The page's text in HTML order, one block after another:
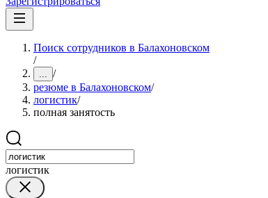
Поиск сотрудников в Балахоновском
/
... /
резюме в Балахоновском/
логистик/
полная занятость
логистик